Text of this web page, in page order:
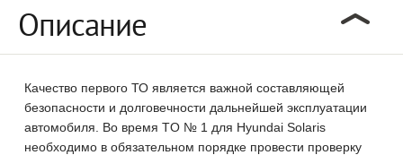
Описание
Качество первого ТО является важной составляющей
безопасности и долговечности дальнейшей эксплуатации
автомобиля. Во время TO № 1 для Hyundai Solaris
необходимо в обязательном порядке провести проверку